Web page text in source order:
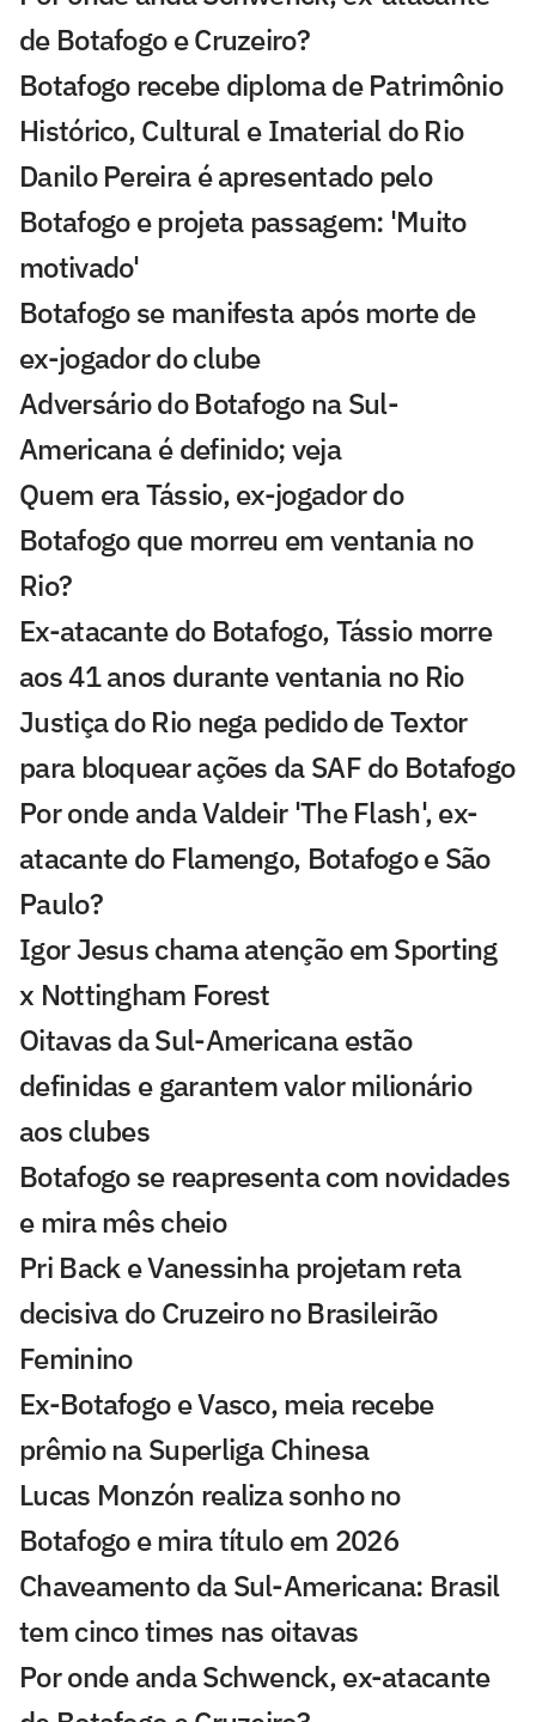
de Botafogo e Cruzeiro?
Botafogo recebe diploma de Patrimônio
Histórico, Cultural e Imaterial do Rio
Danilo Pereira é apresentado pelo
Botafogo e projeta passagem: 'Muito
motivado'
Botafogo se manifesta após morte de
ex-jogador do clube
Adversário do Botafogo na Sul-
Americana é definido; veja
Quem era Tássio, ex-jogador do
Botafogo que morreu em ventania no
Rio?
Ex-atacante do Botafogo, Tássio morre
aos 41 anos durante ventania no Rio
Justiça do Rio nega pedido de Textor
para bloquear ações da SAF do Botafogo
Por onde anda Valdeir 'The Flash', ex-
atacante do Flamengo, Botafogo e São
Paulo?
Igor Jesus chama atenção em Sporting
x Nottingham Forest
Oitavas da Sul-Americana estão
definidas e garantem valor milionário
aos clubes
Botafogo se reapresenta com novidades
e mira mês cheio
Pri Back e Vanessinha projetam reta
decisiva do Cruzeiro no Brasileirão
Feminino
Ex-Botafogo e Vasco, meia recebe
prêmio na Superliga Chinesa
Lucas Monzón realiza sonho no
Botafogo e mira título em 2026
Chaveamento da Sul-Americana: Brasil
tem cinco times nas oitavas
Por onde anda Schwenck, ex-atacante